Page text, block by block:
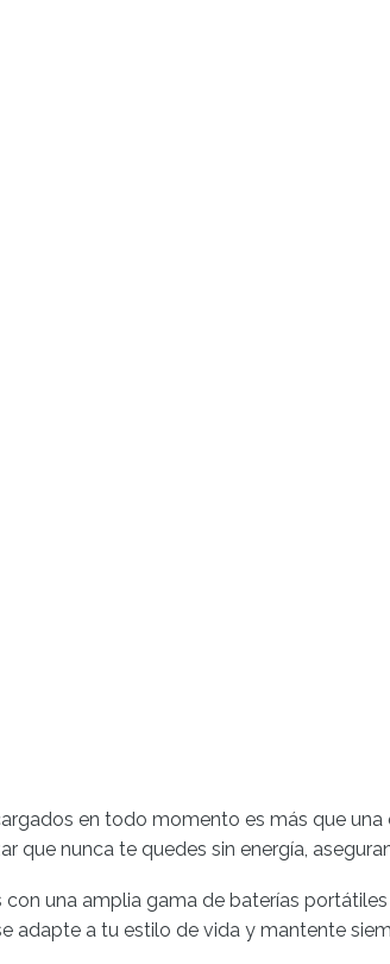
en todo momento es más que
que nunca te quedes sin energía,
con una amplia gama de baterías
adapte a tu estilo de vida y mantente